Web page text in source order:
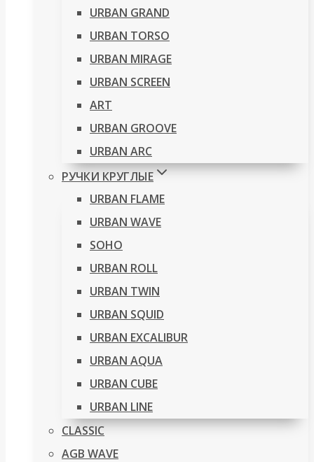
URBAN GRAND
URBAN TORSO
URBAN MIRAGE
URBAN SCREEN
ART
URBAN GROOVE
URBAN ARC
РУЧКИ КРУГЛЫЕ
URBAN FLAME
URBAN WAVE
SOHO
URBAN ROLL
URBAN TWIN
URBAN SQUID
URBAN EXCALIBUR
URBAN AQUA
URBAN CUBE
URBAN LINE
CLASSIC
AGB WAVE